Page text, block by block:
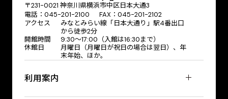
〒231-0021 神奈川県横浜市中区日本大通3
電話：045-201-2100 FAX：045-201-2102
アクセス
みなとみらい線「日本大通り」駅4番出口
から徒歩2分
開館時間
9:30〜17:00（入館は16:30まで）
休館日
月曜日（月曜日が祝日の場合は翌日）、年
末年始、ほか。
利用案内